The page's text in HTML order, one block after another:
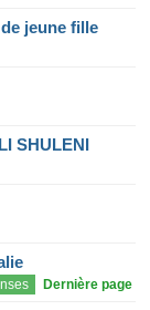
jeune fille
SHULENI
Dernière page